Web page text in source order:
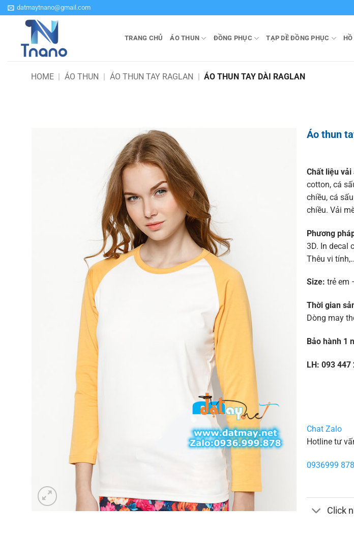
Bỏ
qua
datmaytnano@gmail.com
TRANG CHỦ ÁO THUN ĐỒNG PHỤC TẠP DỀ ĐỒNG PHỤC HỒ
HOME | ÁO THUN | ÁO THUN TAY RAGLAN | ÁO THUN TAY DÀI RAGLAN
Áo thun
Chất liệu
cotton, cá
chiều, cá
chiều. Vải
Phương
3D. In decal
Thêu vi
Size: trẻ em
Thời gian
Dòng may
Bảo hành 1
LH: 093
Chat Zalo
Hotline tư
0936999 878
Click